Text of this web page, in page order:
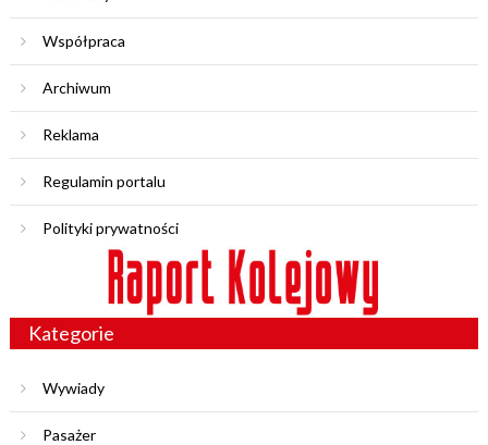
Współpraca
Archiwum
Reklama
Regulamin portalu
Polityki prywatności
Kategorie
Wywiady
Pasażer